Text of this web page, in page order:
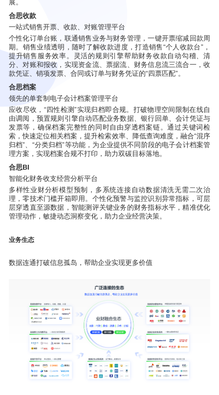
展。
合思收款
一站式销售开票、收款、对账管理平台
个性化订单台账，联通销售业务与财务管理，一键开票缩减回款周
期。销售业绩透明，随时了解收款进度，打造销售“个人收款台”，
提升销售服务效率。灵活的规则引擎帮助财务收款自动勾稽、清
分、对账和报收，实现资金流、票据流、财务信息流三流合一，收
款凭证、销项发票、合同或订单与财务凭证的“四票匹配”。
合思档案
领先的单套制电子会计档案管理平台
应收尽收，“四性检测”实现归档即合规。打破物理空间限制在线自
由调阅，预置规则引擎自动匹配业务数据、银行回单、会计凭证与
发票等，确保档案完整性的同时自由穿透档案链。通过关键词检
索，快速定位相关档案，提升检索效率、降低查询难度，融合“混序
归档”、“分类归档”等功能，为企业提供不同阶段的电子会计档案管
理方案，实现档案合规不打印，助力双碳目标落地。
合思BI
智能化财务收支经营分析平台
多样性业财分析模型预制，多系统连接自动数据清洗无需二次治
理，零技术门槛开箱即用。个性化预警与监控识别异常指标，可层
层穿透直至源数据，智能测评关键业务的财务指标水平，精准优化
管理动作，敏捷动态洞察变化，助力企业经营决策。
业务生态
数据连通打破信息孤岛，帮助企业实现更多价值